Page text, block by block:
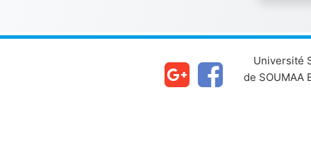
Université
de SOUMAA